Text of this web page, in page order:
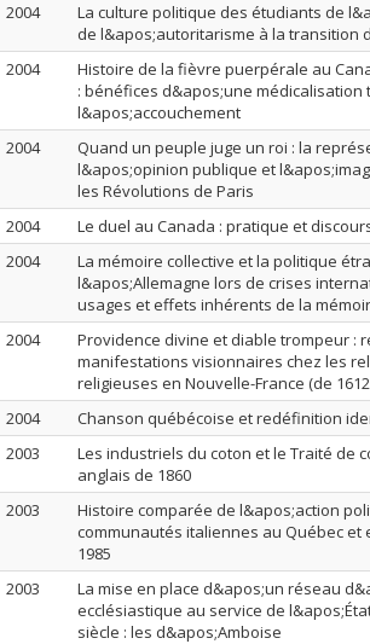
2004
La culture politique des étudiants de
de l&apos;autoritarisme à la transition
2004
Histoire de la fièvre puerpérale au
: bénéfices d&apos;une médicalisation
l&apos;accouchement
2004
Quand un peuple juge un roi : la
l&apos;opinion publique et
les Révolutions de Paris
2004
Le duel au Canada : pratique et
2004
La mémoire collective et la politique
l&apos;Allemagne lors de crises
usages et effets inhérents de la
2004
Providence divine et diable trompeur :
manifestations visionnaires chez les
religieuses en Nouvelle-France (de
2004
Chanson québécoise et redéfinition
2003
Les industriels du coton et le Traité de
anglais de 1860
2003
Histoire comparée de l&apos;action
communautés italiennes au Québec et
1985
2003
La mise en place d&apos;un réseau
ecclésiastique au service de
siècle : les d&apos;Amboise